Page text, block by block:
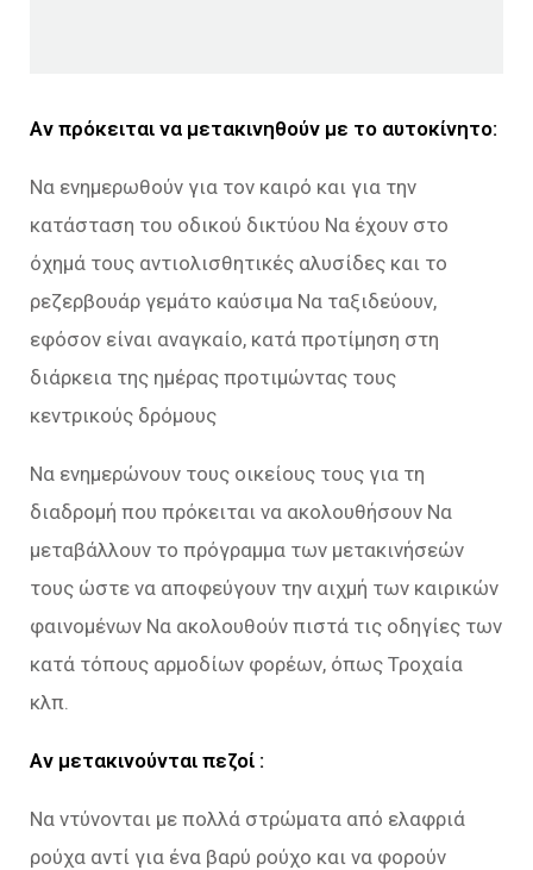
Αν πρόκειται να μετακινηθούν με το αυτοκίνητο:
Να ενημερωθούν για τον καιρό και για την
κατάσταση του οδικού δικτύου Να έχουν στο
όχημά τους αντιολισθητικές αλυσίδες και το
ρεζερβουάρ γεμάτο καύσιμα Να ταξιδεύουν,
εφόσον είναι αναγκαίο, κατά προτίμηση στη
διάρκεια της ημέρας προτιμώντας τους
κεντρικούς δρόμους
Να ενημερώνουν τους οικείους τους για τη
διαδρομή που πρόκειται να ακολουθήσουν Να
μεταβάλλουν το πρόγραμμα των μετακινήσεών
τους ώστε να αποφεύγουν την αιχμή των καιρικών
φαινομένων Να ακολουθούν πιστά τις οδηγίες των
κατά τόπους αρμοδίων φορέων, όπως Τροχαία
κλπ.
Αν μετακινούνται πεζoί :
Να ντύνονται με πολλά στρώματα από ελαφριά
ρούχα αντί για ένα βαρύ ρούχο και να φορούν